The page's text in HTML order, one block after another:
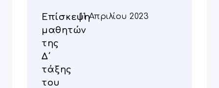
Επίσκεψη
μαθητών
της
Δ΄
τάξης
του
11 Απριλίου 2023